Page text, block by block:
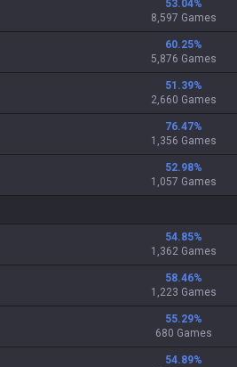
53.04%
8,597 Games
60.25%
5,876 Games
51.39%
2,660 Games
76.47%
1,356 Games
52.98%
1,057 Games
54.85%
1,362 Games
58.46%
1,223 Games
55.29%
680 Games
54.89%